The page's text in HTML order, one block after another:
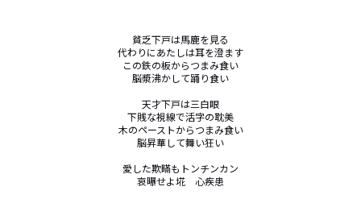
貧乏下戸は馬鹿を見る
代わりにあたしは耳を澄ます
この鉄の板からつまみ食い
脳漿沸かして踊り食い
天才下戸は三白眼
下賎な視線で活字の耽美
木のペーストからつまみ食い
脳昇華して舞い狂い
愛した欺瞞もトンチンカン
哀曝せよ埖　心疾患